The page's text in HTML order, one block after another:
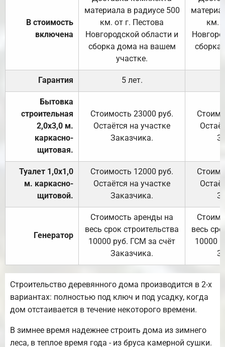
В стоимость
включена
материала в радиусе 500
км. от г. Пестова
Новгородской области и
сборка дома на вашем
участке.
км.
Гарантия 5 лет.
Бытовка
строительная
2,0х3,0 м.
каркасно-
щитовая.
Стоимость 23000 руб.
Остаётся на участке
Заказчика.
Туалет 1,0х1,0
м. каркасно-
щитовой.
Стоимость 12000 руб.
Остаётся на участке
Заказчика.
Генератор
Стоимость аренды на
весь срок строительства
10000 руб. ГСМ за счёт
Заказчика.
весь
10000
Строительство деревянного дома производится в 2-х
вариантах: полностью под ключ и под усадку, когда
дом отстаивается в течение некоторого времени.
В зимнее время надежнее строить дома из зимнего
леса, в теплое время года - из бруса камерной сушки.